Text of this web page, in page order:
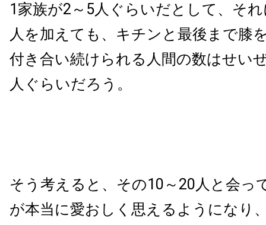
1家族が2～5人ぐらいだとして、そ
人を加えても、キチンと最後まで膝
付き合い続けられる人間の数はせい
人ぐらいだろう。
そう考えると、その10～20人と会っ
が本当に愛おしく思えるようになり